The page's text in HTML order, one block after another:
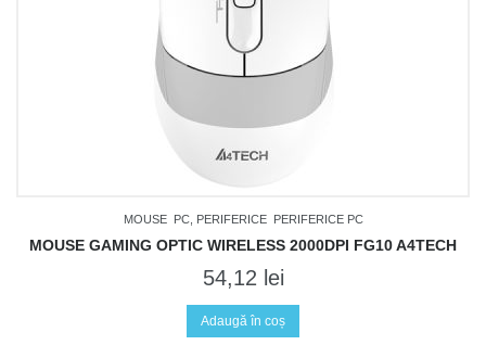
MOUSE PC, PERIFERICE PERIFERICE PC
MOUSE GAMING OPTIC WIRELESS 2000DPI FG10 A4TECH
54,12 lei
Adaugă în coș